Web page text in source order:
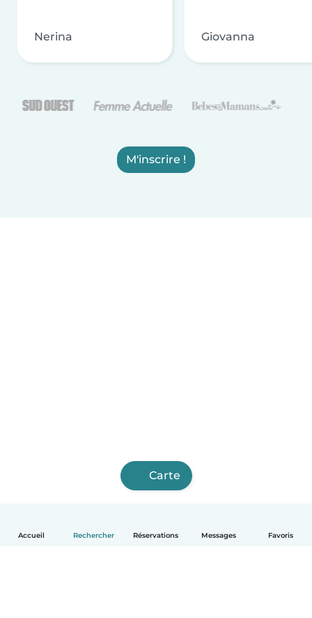
Accueil Rechercher Réservations Messages Favoris
Nerina Giovanna
M'inscrire !
Carte